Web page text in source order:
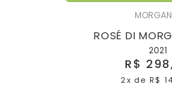
ROSÉ DI
2021
R$
2x de R$